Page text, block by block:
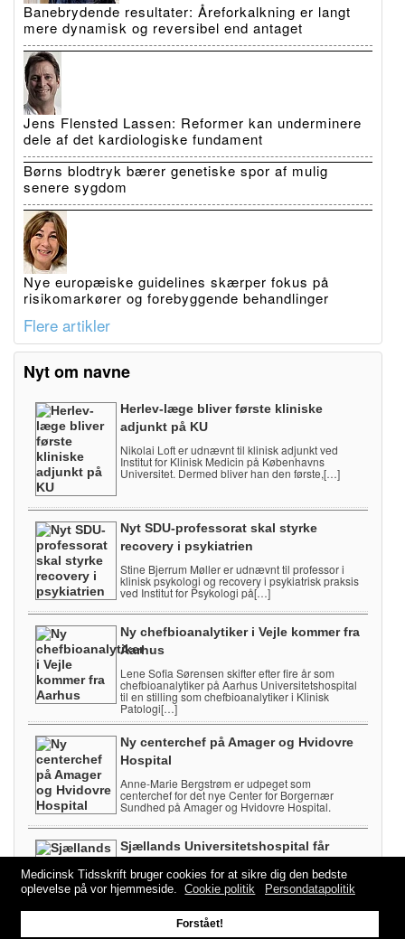
Medicinsk Tidsskrift bruger cookies for at sikre dig den bedste
oplevelse på vor hjemmeside.
Cookie politik Persondatapolitik
Forstået!
Banebrydende resultater: Åreforkalkning er langt
mere dynamisk og reversibel end antaget
Jens Flensted Lassen: Reformer kan underminere
dele af det kardiologiske fundament
Børns blodtryk bærer genetiske spor af mulig
senere sygdom
Nye europæiske guidelines skærper fokus på
risikomarkører og forebyggende behandlinger
Flere artikler
Nyt om navne
Herlev-læge bliver første kliniske
adjunkt på KU
Nikolai Loft er udnævnt til klinisk adjunkt ved
Institut for Klinisk Medicin på Københavns
Universitet. Dermed bliver han den første,[…]
Nyt SDU-professorat skal styrke
recovery i psykiatrien
Stine Bjerrum Møller er udnævnt til professor i
klinisk psykologi og recovery i psykiatrisk praksis
ved Institut for Psykologi på[…]
Ny chefbioanalytiker i Vejle kommer fra
Aarhus
Lene Sofia Sørensen skifter efter fire år som
chefbioanalytiker på Aarhus Universitetshospital
til en stilling som chefbioanalytiker i Klinisk
Patologi[…]
Ny centerchef på Amager og Hvidovre
Hospital
Anne-Marie Bergstrøm er udpeget som
centerchef for det nye Center for Borgernær
Sundhed på Amager og Hvidovre Hospital.
Sjællands Universitetshospital får
Julie Gehl tiltrådte 1. august som
lærestolsprofessor i klinisk onkologi ved Institut
for Klinisk Medicin på Københavns Universitet.